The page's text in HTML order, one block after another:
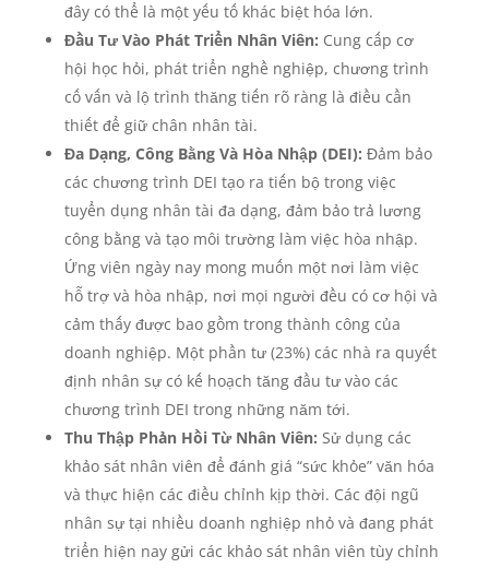
đây có thể là một yếu tố khác biệt hóa lớn.
Đầu Tư Vào Phát Triển Nhân Viên: Cung cấp cơ
hội học hỏi, phát triển nghề nghiệp, chương trình
cố vấn và lộ trình thăng tiến rõ ràng là điều cần
thiết để giữ chân nhân tài.
Đa Dạng, Công Bằng Và Hòa Nhập (DEI): Đảm bảo
các chương trình DEI tạo ra tiến bộ trong việc
tuyển dụng nhân tài đa dạng, đảm bảo trả lương
công bằng và tạo môi trường làm việc hòa nhập.
Ứng viên ngày nay mong muốn một nơi làm việc
hỗ trợ và hòa nhập, nơi mọi người đều có cơ hội và
cảm thấy được bao gồm trong thành công của
doanh nghiệp. Một phần tư (23%) các nhà ra quyết
định nhân sự có kế hoạch tăng đầu tư vào các
chương trình DEI trong những năm tới.
Thu Thập Phản Hồi Từ Nhân Viên: Sử dụng các
khảo sát nhân viên để đánh giá “sức khỏe” văn hóa
và thực hiện các điều chỉnh kịp thời. Các đội ngũ
nhân sự tại nhiều doanh nghiệp nhỏ và đang phát
triển hiện nay gửi các khảo sát nhân viên tùy chỉnh